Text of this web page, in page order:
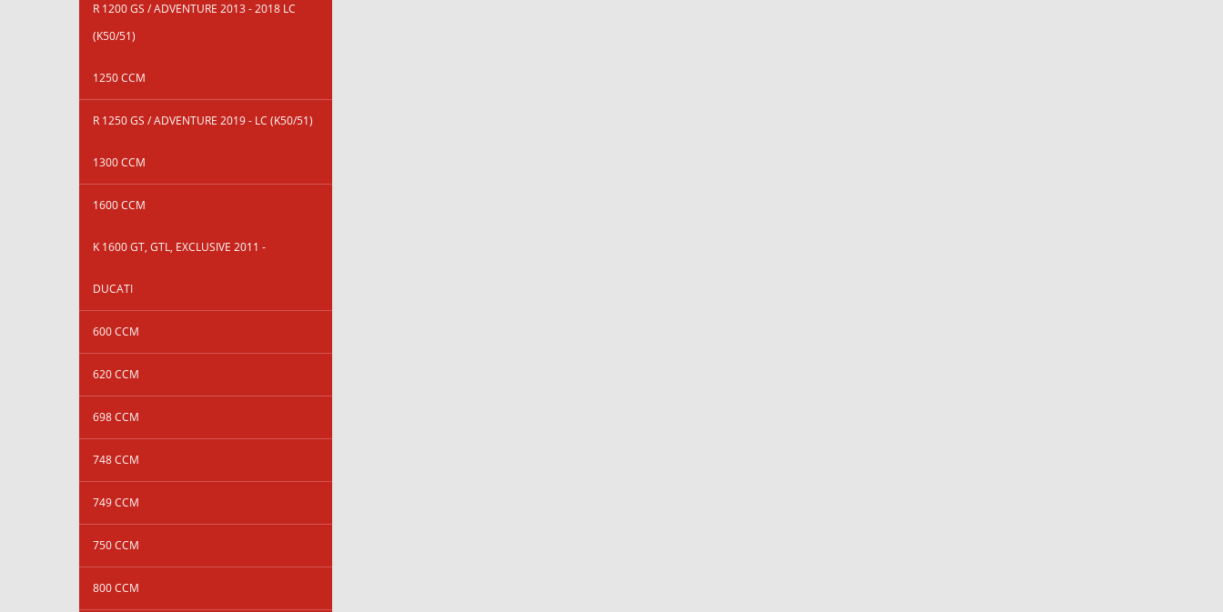
R 1200 GS / ADVENTURE 2013 - 2018 LC
(K50/51)
1250 CCM
R 1250 GS / ADVENTURE 2019 - LC (K50/51)
1300 CCM
1600 CCM
K 1600 GT, GTL, EXCLUSIVE 2011 -
DUCATI
600 CCM
620 CCM
698 CCM
748 CCM
749 CCM
750 CCM
800 CCM